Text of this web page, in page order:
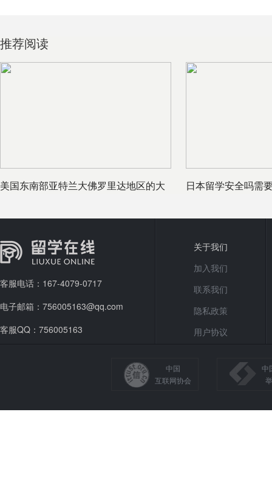
推荐阅读
美国东南部亚特兰大佛罗里达地区的大
日本留学安全吗需
客服电话：167-4079-0717
电子邮箱：756005163@qq.com
客服QQ：756005163
关于我们
加入我们
联系我们
隐私政策
用户协议
中国
互联网协会
中